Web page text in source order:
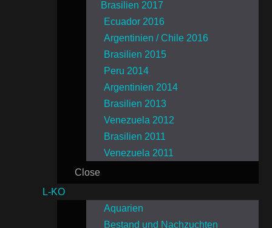
Brasilien 2017
Ecuador 2016
Argentinien / Chile 2016
Brasilien 2015
Peru 2014
Argentinien 2014
Brasilien 2013
Venezuela 2012
Brasilien 2011
Venezuela 2011
Close
L-KO
Aquarien
Bestand und Nachzuchten